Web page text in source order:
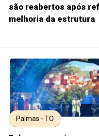
são reabertos após
melhoria da estrutura
Palmas - TO